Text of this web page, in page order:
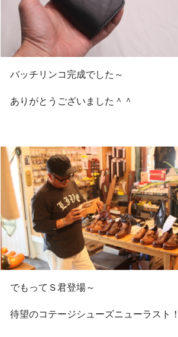
バッチリンコ完成でした～
ありがとうございました＾＾
でもってＳ君登場～
待望のコテージシューズニューラスト！